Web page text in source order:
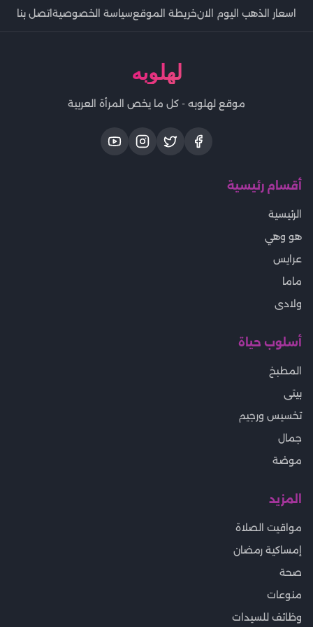
اسعار الذهب اليوم الانخريطة الموقعسياسة الخصوصيةاتصل بنا
لهلوبه
موقع لهلوبه - كل ما يخص المرأة العربية
أقسام رئيسية
الرئيسية
هو وهي
عرايس
ماما
ولادى
أسلوب حياة
المطبخ
بيتى
تخسيس ورجيم
جمال
موضة
المزيد
مواقيت الصلاة
إمساكية رمضان
صحة
منوعات
وظائف للسيدات